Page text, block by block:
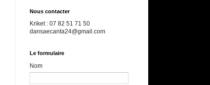
Nous contacter
Kriket : 07 82 51 71 50
dansaecanta24@gmail.com
Le formulaire
Nom